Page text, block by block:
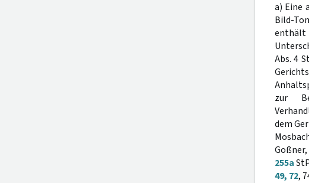
a) Eine
Bild-
enthält
Abs. 4
zur
dem
255a
49, 72,